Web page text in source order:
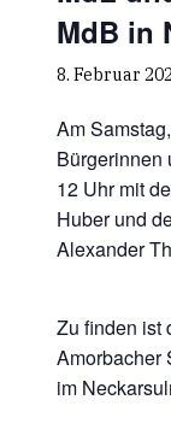
MdB in
8. Februar
Am
Bürgerinnen
12 Uhr mit
Huber und
Alexander
Zu finden ist
Amorbacher
im